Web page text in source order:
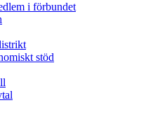
i förbundet
stöd